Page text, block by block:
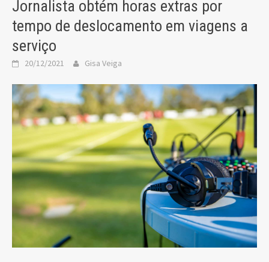
Jornalista obtém horas extras por
tempo de deslocamento em viagens a
serviço
20/12/2021 Gisa Veiga